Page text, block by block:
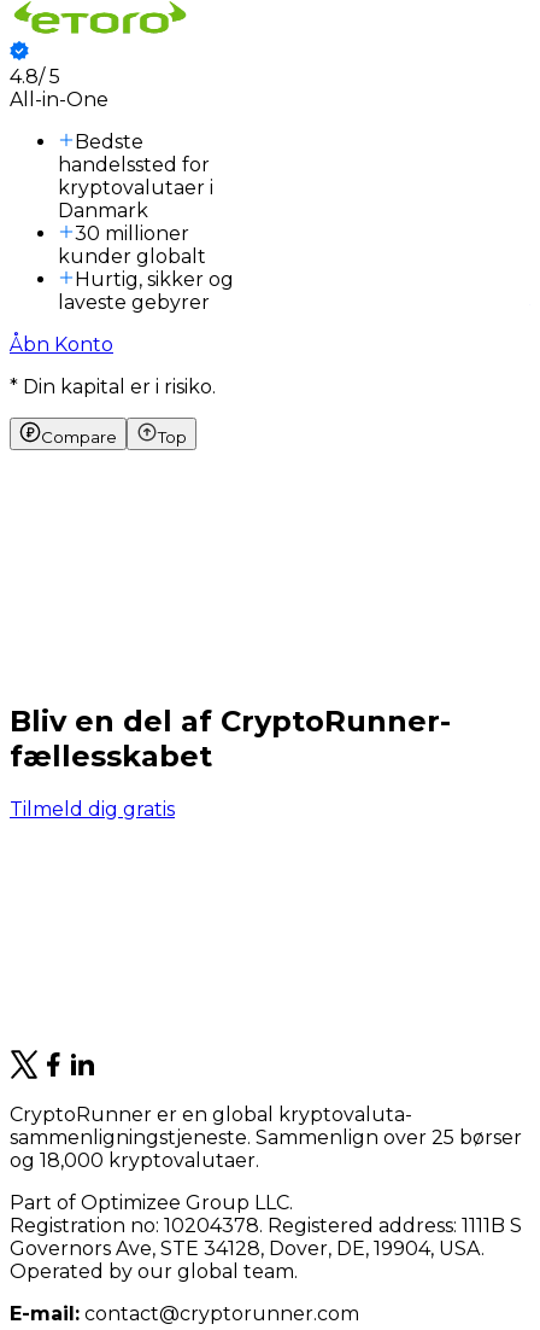
4.8/5
All-in-One
Bedste
handelssted for
kryptovalutaer i
Danmark
30 millioner
kunder globalt
Hurtig, sikker og
laveste gebyrer
Åbn Konto
* Din kapital er i risiko.
Compare Top
Bliv en del af CryptoRunner-
fællesskabet
Tilmeld dig gratis
CryptoRunner er en global kryptovaluta-
sammenligningstjeneste. Sammenlign over 25 børser
og 18,000 kryptovalutaer.
Part of Optimizee Group LLC.
Registration no: 10204378. Registered address: 1111B S
Governors Ave, STE 34128, Dover, DE, 19904, USA.
Operated by our global team.
E-mail: contact@cryptorunner.com